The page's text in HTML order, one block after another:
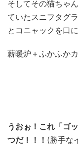
そしてその猫ちゃ
ていたスニフタグ
とコニャックを口
薪暖炉＋ふかふか
うおぉ！これ「ゴ
つだ！！！ (勝手な